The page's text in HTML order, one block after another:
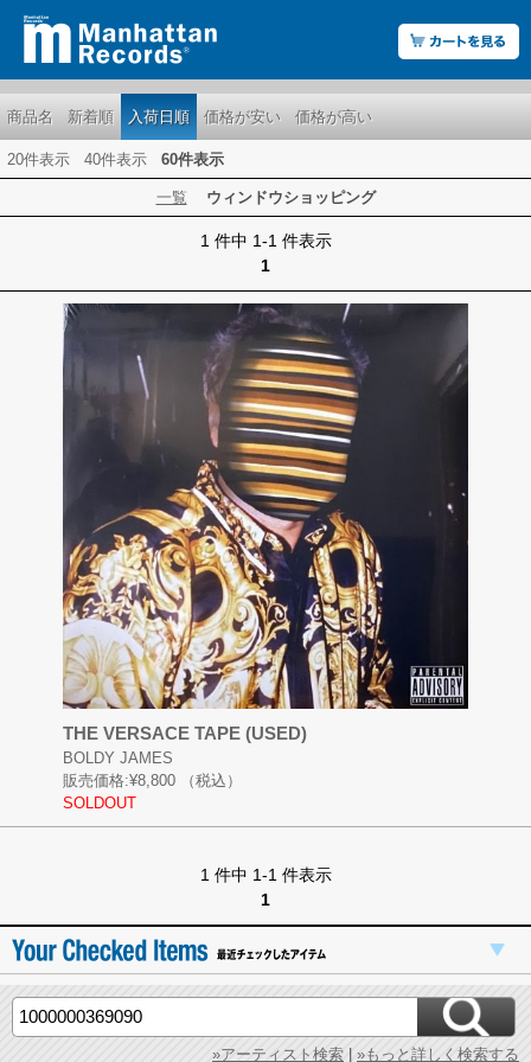
商品名 新着順 入荷日順 価格が安い 価格が高い
20件表示 40件表示 60件表示
一覧 ウィンドウショッピング
1 件中 1-1 件表示
1
THE VERSACE TAPE (USED)
BOLDY JAMES
販売価格:¥8,800
（税込）
SOLDOUT
1 件中 1-1 件表示
1
»アーティスト検索 | »もっと詳しく検索する